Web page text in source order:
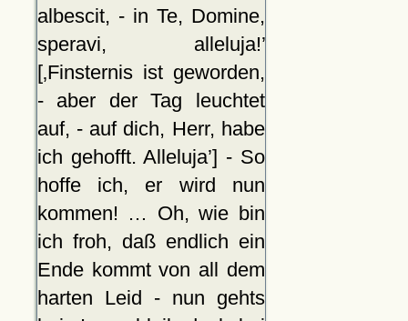
albescit, - in Te, Domine,
speravi, alleluja!
[ Finsternis ist geworden,
- aber der Tag leuchtet
auf, - auf dich, Herr, habe
ich gehofft. Alleluja ] - So
hoffe ich, er wird nun
kommen! … Oh, wie bin
ich froh, daß endlich ein
Ende kommt von all dem
harten Leid - nun gehts